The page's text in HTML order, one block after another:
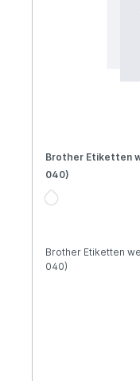
Brother Etiketten
040)
Brother Etiketten
040)